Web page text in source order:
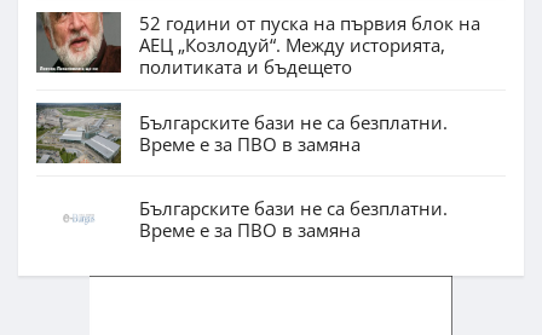
52 години от пуска на първия блок на
АЕЦ „Козлодуй“. Между историята,
политиката и бъдещето
Българските бази не са безплатни.
Време е за ПВО в замяна
Българските бази не са безплатни.
Време е за ПВО в замяна